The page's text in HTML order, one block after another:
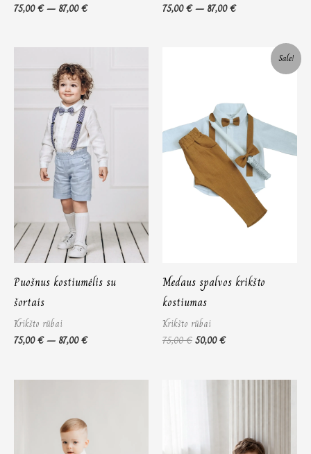
75,00€– 87,00€ 75,00€– 87,00€
Puošnus kostiumėlis su
šortais
Krikšto rūbai
75,00€– 87,00€
range:
75,00 €
through
87,00 €
Sale!
Medaus spalvos krikšto
kostiumas
Krikšto rūbai
75,00€50,00€
Price
through
Price
87,00 €